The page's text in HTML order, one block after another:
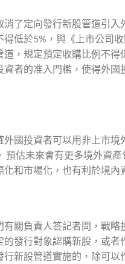
了定向發行新股管道引
低於5%，與《上市公司
，規定預定收購比例不
者的准入門檻，使得外
外國投資者可以用非上市
預估未來會有更多境外資
和市場化，也有利於境內
有關負責人答記者問，戰
發行對象認購新股，或者
新股管道實施的，除可